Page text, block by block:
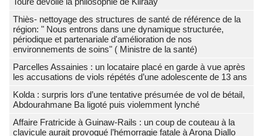
Thiès- nettoyage des structures de santé de référence de la
région: " Nous entrons dans une dynamique structurée,
périodique et partenariale d'amélioration de nos
environnements de soins" ( Ministre de la santé)
Parcelles Assainies : un locataire placé en garde à vue après
les accusations de viols répétés d’une adolescente de 13 ans
Kolda : surpris lors d’une tentative présumée de vol de bétail,
Abdourahmane Ba ligoté puis violemment lynché
Affaire Fratricide à Guinaw-Rails : un coup de couteau à la
clavicule aurait provoqué l’hémorragie fatale à Arona Diallo